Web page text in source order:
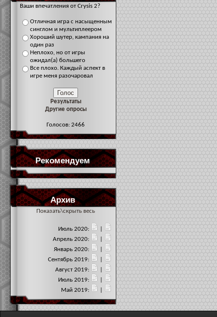
Ваши впечатления от Crysis 2?
Отличная игра с насыщенным
синглом и мультиплеером
Хороший шутер, кампания на
один раз
Неплохо, но от игры
ожидал(а) большего
Все плохо. Каждый аспект в
игре меня разочаровал
Результаты
Другие опросы
Голосов: 2466
Рекомендуем
Архив
Показать\скрыть весь
Июль 2020:
Апрель 2020:
Январь 2020:
Сентябрь 2019:
Август 2019:
Июль 2019:
Май 2019: